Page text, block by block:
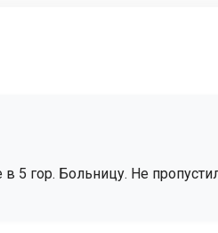
5 гор. Больницу. Не